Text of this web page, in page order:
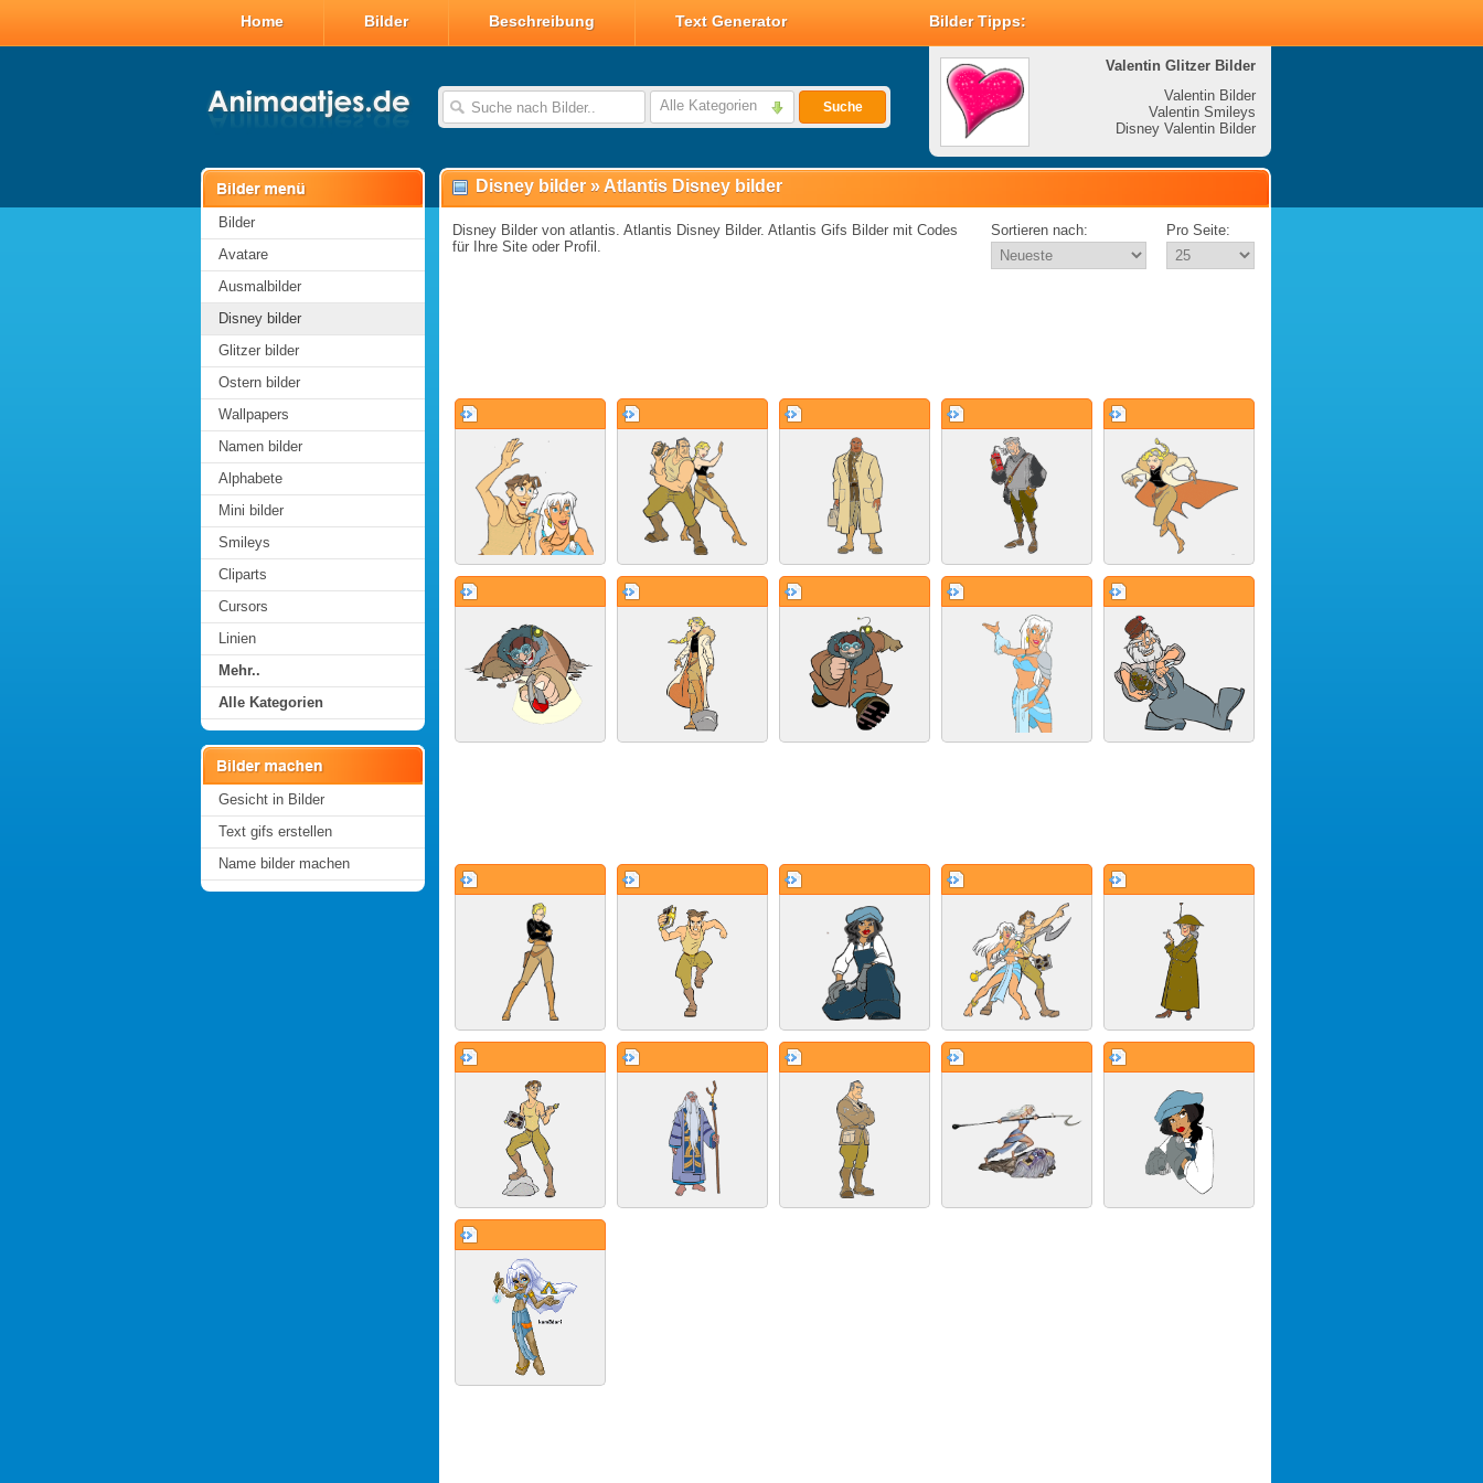
Home Bilder Beschreibung Text Generator Bilder Tipps:
Alle Kategorien Suche
Valentin Bilder
Valentin Smileys
Disney Valentin Bilder
Valentin Glitzer Bilder
Valentin Bilder
Valentin Smileys
Disney Valentin Bilder
Bilder
Avatare
Ausmalbilder
Disney bilder
Glitzer bilder
Ostern bilder
Wallpapers
Namen bilder
Alphabete
Mini bilder
Smileys
Cliparts
Cursors
Linien
Mehr..
Alle Kategorien
Gesicht in Bilder
Text gifs erstellen
Name bilder machen
Disney bilder » Atlantis Disney bilder
Disney Bilder von atlantis. Atlantis Disney Bilder. Atlantis Gifs Bilder mit Codes
für Ihre Site oder Profil.
Sortieren nach: Pro Seite: